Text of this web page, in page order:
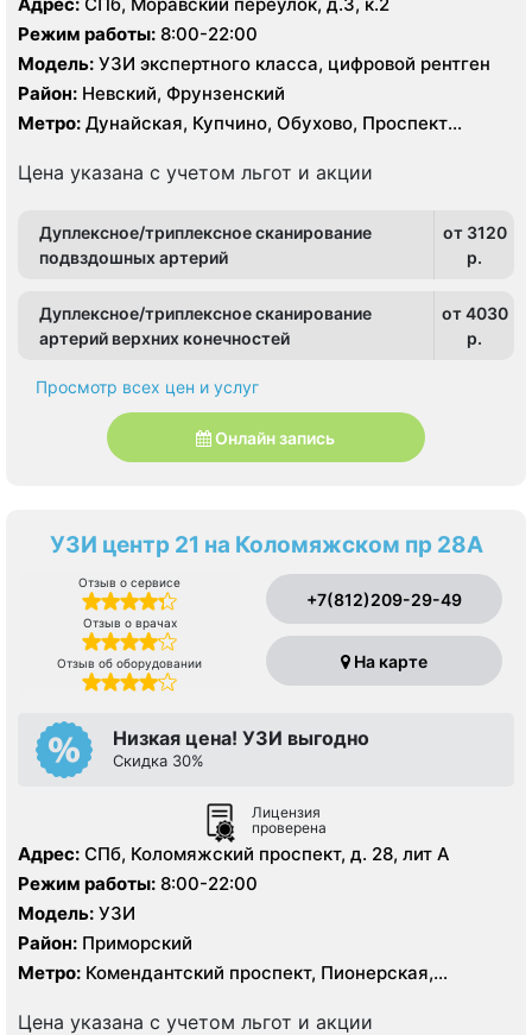
Адрес: СПб, Моравский переулок, д.3, к.2
Режим работы: 8:00-22:00
Модель: УЗИ экспертного класса, цифровой рентген
Район: Невский, Фрунзенский
Метро: Дунайская, Купчино, Обухово, Проспект
Цена указана с учетом льгот и акции
Дуплексное/триплексное сканирование
подвздошных артерий
от 3120
p.
Дуплексное/триплексное сканирование
артерий верхних конечностей
от 4030
p.
Просмотр всех цен и услуг
Онлайн запись
УЗИ центр 21 на Коломяжском пр 28А
Отзыв о сервисе
Отзыв о врачах
Отзыв об оборудовании
+7(812)209-29-49
На карте
Низкая цена! УЗИ выгодно
Скидка 30%
Лицензия
проверена
Адрес: СПб, Коломяжский проспект, д. 28, лит А
Режим работы: 8:00-22:00
Модель: УЗИ
Район: Приморский
Метро: Комендантский проспект, Пионерская,
Цена указана с учетом льгот и акции